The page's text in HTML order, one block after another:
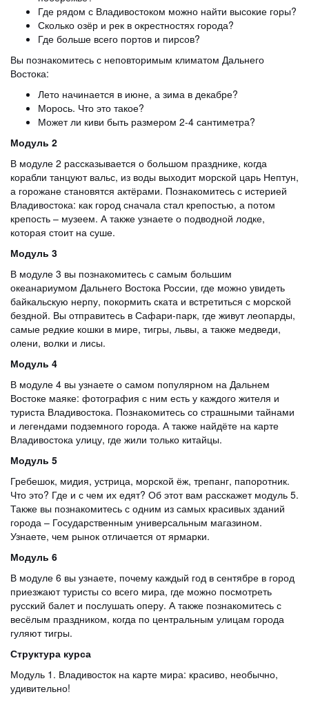
Где рядом с Владивостоком можно найти высокие горы?
Сколько озёр и рек в окрестностях города?
Где больше всего портов и пирсов?
Вы познакомитесь с неповторимым климатом Дальнего
Востока:
Лето начинается в июне, а зима в декабре?
Морось. Что это такое?
Может ли киви быть размером 2-4 сантиметра?
Модуль 2
В модуле 2 рассказывается о большом празднике, когда
корабли танцуют вальс, из воды выходит морской царь Нептун,
а горожане становятся актёрами. Познакомитесь с истерией
Владивостока: как город сначала стал крепостью, а потом
крепость – музеем. А также узнаете о подводной лодке,
которая стоит на суше.
Модуль 3
В модуле 3 вы познакомитесь с самым большим
океанариумом Дальнего Востока России, где можно увидеть
байкальскую нерпу, покормить ската и встретиться с морской
бездной. Вы отправитесь в Сафари-парк, где живут леопарды,
самые редкие кошки в мире, тигры, львы, а также медведи,
олени, волки и лисы.
Модуль 4
В модуле 4 вы узнаете о самом популярном на Дальнем
Востоке маяке: фотография с ним есть у каждого жителя и
туриста Владивостока. Познакомитесь со страшными тайнами
и легендами подземного города. А также найдёте на карте
Владивостока улицу, где жили только китайцы.
Модуль 5
Гребешок, мидия, устрица, морской ёж, трепанг, папоротник.
Что это? Где и с чем их едят? Об этот вам расскажет модуль 5.
Также вы познакомитесь с одним из самых красивых зданий
города – Государственным универсальным магазином.
Узнаете, чем рынок отличается от ярмарки.
Модуль 6
В модуле 6 вы узнаете, почему каждый год в сентябре в город
приезжают туристы со всего мира, где можно посмотреть
русский балет и послушать оперу. А также познакомитесь с
весёлым праздником, когда по центральным улицам города
гуляют тигры.
Структура курса
Модуль 1. Владивосток на карте мира: красиво, необычно,
удивительно!